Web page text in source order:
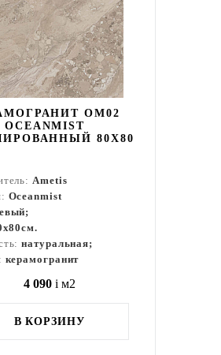
OM02
OCEANMIST
80X80
Ametis
Oceanmist
натуральная;
керамогранит
4 090 i м2
В КОРЗИНУ